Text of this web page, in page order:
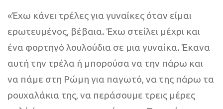
«Έχω κάνει τρέλες για γυναίκες όταν είμαι
ερωτευμένος, βέβαια. Έχω στείλει μέχρι και
ένα φορτηγό λουλούδια σε μια γυναίκα. Έκανα
αυτή την τρέλα ή μπορούσα να την πάρω και
να πάμε στη Ρώμη για παγωτό, να της πάρω τα
ρουχαλάκια της, να περάσουμε τρεις μέρες